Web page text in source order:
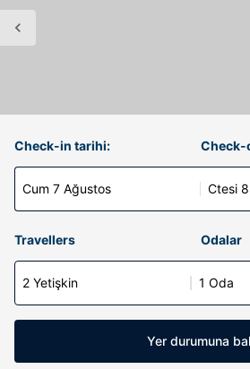
Check-in tarihi:
Cum 7 Ağustos
Check-
Ctesi
Travellers Odalar
2 Yetişkin 1 Oda
Yer durumuna